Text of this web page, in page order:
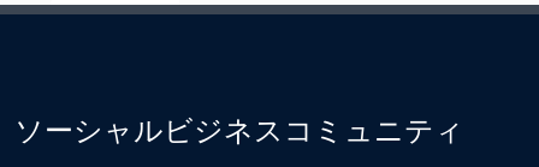
ソーシャルビジネスコミュニティ